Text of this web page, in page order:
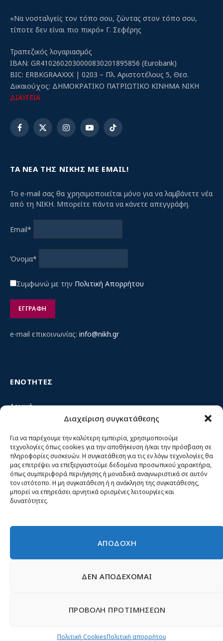
Διαχείριση συγκατάθεσης
Για να παρέχουμε την καλύτερη εμπειρία, χρησιμοποιούμε
τεχνολογίες όπως cookies για την αποθήκευση ή/και την πρόσβαση σε
πληροφορίες συσκευών. Η συγκατάθεση για τις εν λόγω τεχνολογίες θα
μας επιτρέψει να επεξεργαστούμε δεδομένα προσωπικού χαρακτήρα,
όπως συμπεριφορά περιήγησης ή μοναδικά αναγνωριστικά σε αυτόν
τον ιστότοπο. Η μη συγκατάθεση ή η ανάκληση της συγκατάθεσης,
μπορεί να επηρεάσει αρνητικά ορισμένες λειτουργίες και
δυνατότητες.
ΑΠΟΔΟΧΗ
ΔΕΝ ΑΠΟΔΕΧΟΜΑΙ
ΠΡΟΒΟΛΗ ΠΡΟΤΙΜΗΣΕΩΝ
Πολιτική CookiesΠολιτική απορρήτου
«Να νοσταλγείς τον τόπο σου, ζώντας στον τόπο σου,
τίποτε δεν είναι πιο πικρό» Γ. Σεφέρης
Τραπεζικός λογαριασμός
IBAN: GR4102602030000830201895856 (Eurobank)
BIC: ERBKGRAAXXX | 0203 – Πλ. Αριστοτέλους 5, Θεσ.
Δικαιούχος: ΔΗΜΟΚΡΑΤΙΚΟ ΠΑΤΡΙΩΤΙΚΟ ΚΙΝΗΜΑ ΝΙΚΗ
ΔΙΑΥΓΕΙΑ
Facebook
X
InstagramYouTubeTikTok
ΤΑ ΝΕΑ ΤΗΣ ΝΙΚΗΣ ΜΕ EMAIL!
Το e-mail σας θα χρησιμοποιείται μόνο για να λαμβάνετε νέα
από τη ΝΙΚΗ. Μπορείτε πάντα να κάνετε απεγγράφη.
Email*
Όνομα*
Συμφωνώ με την Πολιτική Απορρήτου
e-mail επικοινωνίας: info@nikh.gr
ΕΝΟΤΗΤΕΣ
Αρχική
Κίνημα ΝΙΚΗ – Ποιοι είμαστε, αρχές & δράση
Θέσεις
Πρόσωπα
Όργανα και ομάδες
Βίντεο
Δελτία Τύπου
© 2026 Νίκη
Έντυπα
Εγγραφή μέλους
Γίνε φίλος